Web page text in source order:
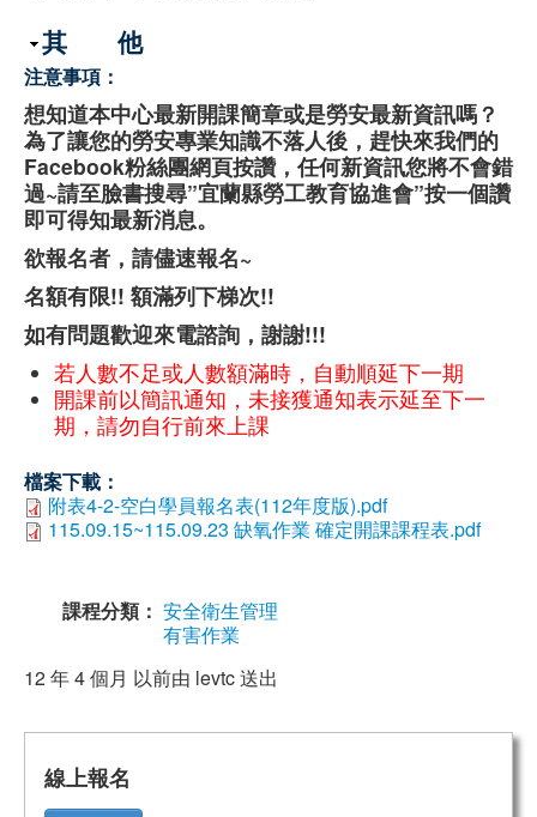
隱藏
其 他
注意事項：
想知道本中心最新開課簡章或是勞安最新資訊嗎？
為了讓您的勞安專業知識不落人後，趕快來我們的
Facebook粉絲團網頁按讚，任何新資訊您將不會錯
過~請至臉書搜尋”宜蘭縣勞工教育協進會”按一個讚
即可得知最新消息。
欲報名者，請儘速報名~
名額有限!! 額滿列下梯次!!
如有問題歡迎來電諮詢，謝謝!!!
若人數不足或人數額滿時，自動順延下一期
開課前以簡訊通知，未接獲通知表示延至下一
期，請勿自行前來上課
檔案下載：
附表4-2-空白學員報名表(112年度版).pdf
115.09.15~115.09.23 缺氧作業 確定開課課程表.pdf
課程分類： 安全衛生管理
有害作業
12 年 4 個月 以前由 levtc送出
線上報名